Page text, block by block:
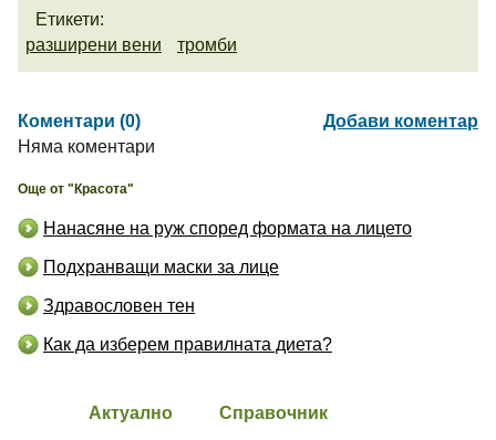
Етикети:
разширени вени
тромби
Коментари (0)
Добави коментар
Няма коментари
Още от "Красота"
Нанасяне на руж според формата на лицето
Подхранващи маски за лице
Здравословен тен
Как да изберем правилната диета?
Актуално Справочник